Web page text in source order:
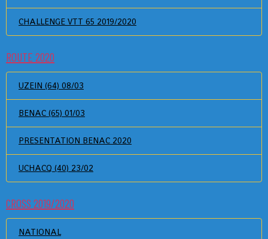
CHALLENGE VTT 65 2019/2020
ROUTE 2020
UZEIN (64) 08/03
BENAC (65) 01/03
PRESENTATION BENAC 2020
UCHACQ (40) 23/02
CROSS 2019/2020
NATIONAL